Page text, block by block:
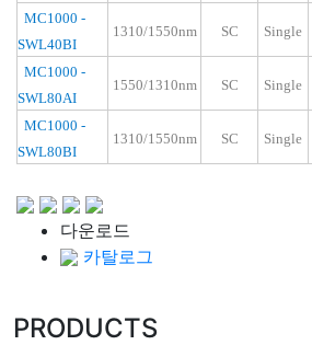
MC1000 -
SWL40BI
1310/1550nm SC Single
MC1000 -
SWL80AI
1550/1 31 0nm SC Single
MC1000 -
SWL80BI
1 31 0/1550nm SC Single
다운로드
카탈로그
PRODUCTS